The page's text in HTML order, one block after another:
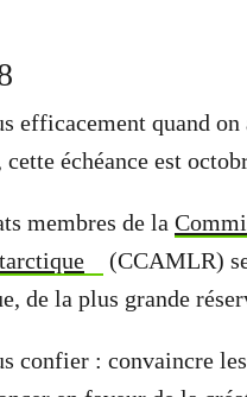
efficacement quand on
échéance est
membres de la
(CCAMLR)
de la plus grande
confier : convaincre